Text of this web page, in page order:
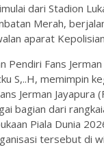
dari Stadion
Merah,
aparat
Pendiri Fans
S,..H, memimpin
Jerman Jayapura
bagian dari
Piala Dunia
tersebut di